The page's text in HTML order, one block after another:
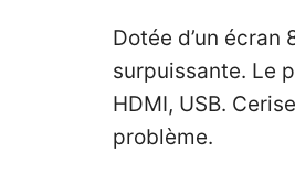
Dotée d’un
surpuissante. Le
HDMI, USB.
problème.